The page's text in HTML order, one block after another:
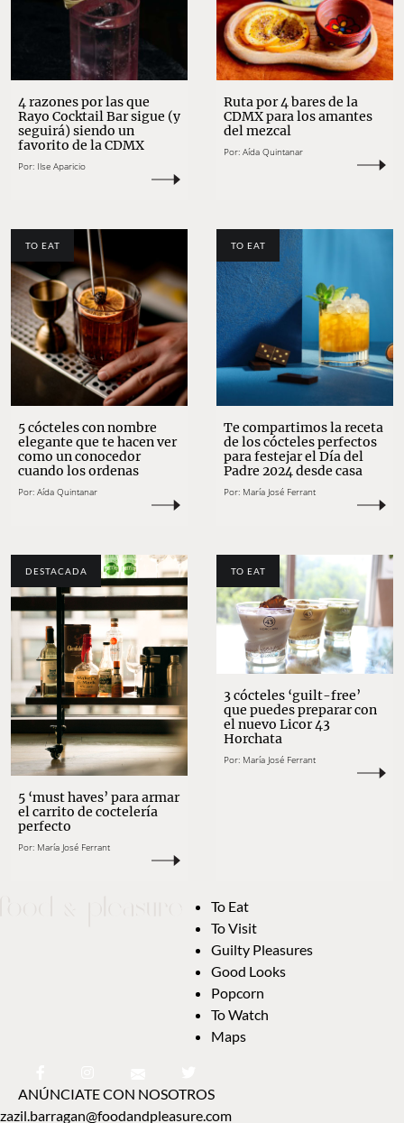
4 razones por las que
Rayo Cocktail Bar sigue (y
seguirá) siendo un
favorito de la CDMX
Por: Ilse Aparicio
Ruta por 4 bares de la
CDMX para los amantes
del mezcal
Por: Aída Quintanar
TO EAT
5 cócteles con nombre
elegante que te hacen ver
como un conocedor
cuando los ordenas
Por: Aída Quintanar
TO EAT
Te compartimos la receta
de los cócteles perfectos
para festejar el Día del
Padre 2024 desde casa
Por: María José Ferrant
DESTACADA
5 ‘must haves’ para armar
el carrito de coctelería
perfecto
Por: María José Ferrant
TO EAT
3 cócteles ‘guilt-free’
que puedes preparar con
el nuevo Licor 43
Horchata
Por: María José Ferrant
To Eat
To Visit
Guilty Pleasures
Good Looks
Popcorn
To Watch
Maps
ANÚNCIATE CON NOSOTROS
zazil.barragan@foodandpleasure.com